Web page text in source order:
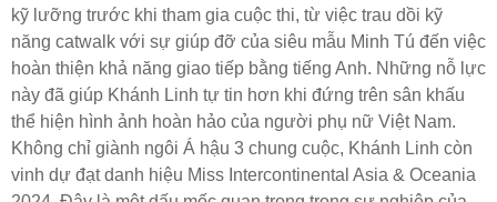
kỹ lưỡng trước khi tham gia cuộc thi, từ việc trau dồi kỹ
năng catwalk với sự giúp đỡ của siêu mẫu Minh Tú đến việc
hoàn thiện khả năng giao tiếp bằng tiếng Anh. Những nỗ lực
này đã giúp Khánh Linh tự tin hơn khi đứng trên sân khấu
thể hiện hình ảnh hoàn hảo của người phụ nữ Việt Nam.
Không chỉ giành ngôi Á hậu 3 chung cuộc, Khánh Linh còn
vinh dự đạt danh hiệu Miss Intercontinental Asia & Oceania